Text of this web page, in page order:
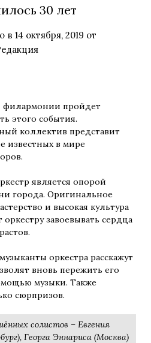
30 лет
в 14 октября, 2019 от
филармонии пройдет
этого события.
коллектив представит
известных в мире
является опорой
города. Оригинальное
и высокая культура
завоевывать сердца
оркестра расскажут
вновь пережить его
музыки. Также
сюрпризов.
солистов – Евгения
Георга Эннариса (Москва)